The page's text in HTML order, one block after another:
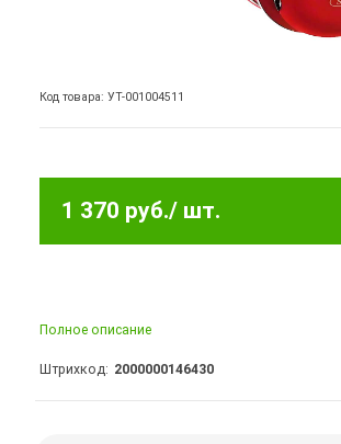
Код товара: УТ-001004511
1 370 руб./ шт.
Полное описание
Штрихкод 2000000146430